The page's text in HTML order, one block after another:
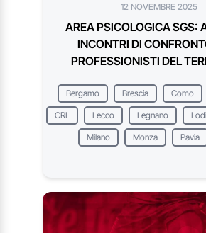
12 NOVEMBRE 2025
AREA PSICOLOGICA SGS:
INCONTRI DI
PROFESSIONISTI DEL
Bergamo Brescia Como
CRL Lecco Legnano Lodi
Milano Monza Pavia